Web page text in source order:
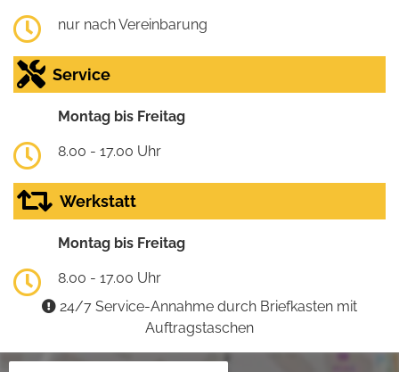
nur nach Vereinbarung
Service
Montag bis Freitag
8.00 - 17.00 Uhr
Werkstatt
Montag bis Freitag
8.00 - 17.00 Uhr
24/7 Service-Annahme durch Briefkasten mit
Auftragstaschen